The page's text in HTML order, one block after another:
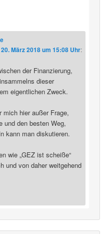
20. März 2018 um 15:08 Uhr:
der Finanzierung,
dieser
eigentlichen Zweck.
mich hier außer Frage,
und den besten Weg,
kann man diskutieren.
wie „GEZ ist scheiße“
und von daher weitgehend